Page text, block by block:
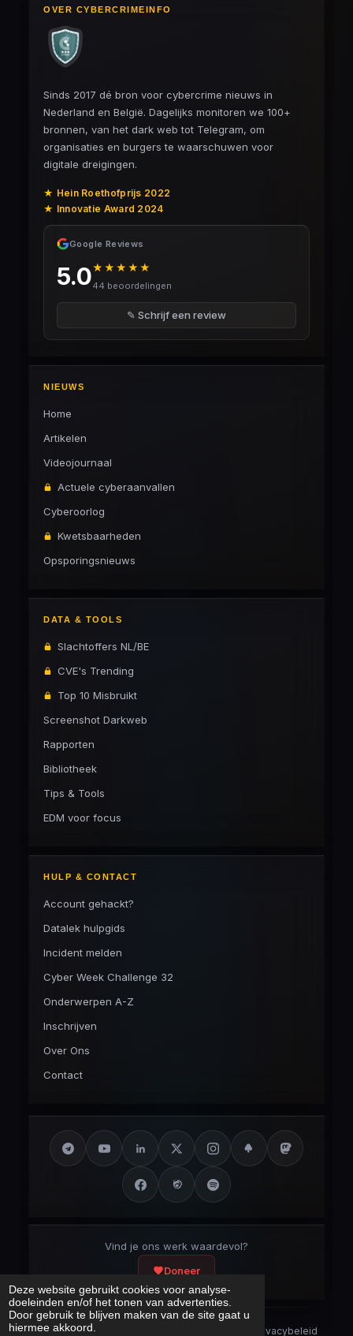
Deze website gebruikt cookies voor analyse-
doeleinden en/of het tonen van advertenties.
Door gebruik te blijven maken van de site gaat u
hiermee akkoord.
OVER CYBERCRIMEINFO
Sinds 2017 dé bron voor cybercrime nieuws in
Nederland en België. Dagelijks monitoren we 100+
bronnen, van het dark web tot Telegram, om
organisaties en burgers te waarschuwen voor
digitale dreigingen.
★ Hein Roethofprijs 2022
★ Innovatie Award 2024
Google Reviews
5.0★★★★★
44 beoordelingen
✎ Schrijf een review
NIEUWS
Home
Artikelen
Videojournaal
Actuele cyberaanvallen
Cyberoorlog
Kwetsbaarheden
Opsporingsnieuws
DATA & TOOLS
Slachtoffers NL/BE
CVE's Trending
Top 10 Misbruikt
Screenshot Darkweb
Rapporten
Bibliotheek
Tips & Tools
EDM voor focus
HULP & CONTACT
Account gehackt?
Datalek hulpgids
Incident melden
Cyber Week Challenge 32
Onderwerpen A-Z
Inschrijven
Over Ons
Contact
Vind je ons werk waardevol?
Doneer
Security Disclaimer Privacybeleid